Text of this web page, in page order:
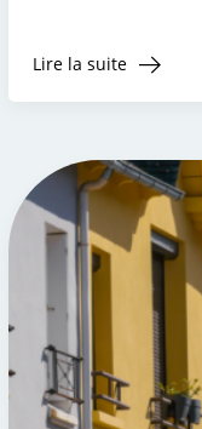
Lire la suite